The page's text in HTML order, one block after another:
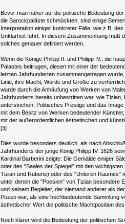
Bevor man näher auf die politische Bedeutung
die Barockpaläste schmückten, sind einige
Interpretation einiger konkreter Fälle, wie z.B.
Unklarheit führt. In diesem Zusammenhang muß
solches genauer definiert werden.
Wenn die Könige Philipp II. und Philipp IV., die
Palastes beitrugen, diesen mit einer der
letzten Jahrhunderten zusammengetragen
Linie, ihre Macht, Würde und Größe zu
wurde durch die Anhäufung von Werken von
Jahrhunderts bereits unbestritten war, wie Tizian,
unterstrichen. Politisches Prestige und das
mit dem Besitz von Werken bedeutender
mit der außerordentlichen ästhetischen und
[3]
Dies wurde besonders deutlich, als nach
Jahrhunderts der junge König Philipp IV. 1626
Kardinal Barberini zeigte: Die Gemälde einiger
oder des "Saales der Spiegel" mit den
Tizian und Rubens) oder des "Unteren Raumes"
unter denen die "Poesien" von Tizian besondere
und seinem Begleiter, der niemand anderer als
Pozzo war, als eine hochbedeutende Sammlung
ästhetischer Wert die politische Machtposition
Noch klarer wird die Bedeutung der politischen